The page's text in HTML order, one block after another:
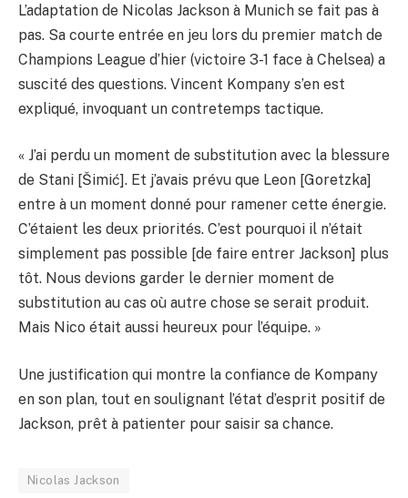
L’adaptation de Nicolas Jackson à Munich se fait pas à
pas. Sa courte entrée en jeu lors du premier match de
Champions League d’hier (victoire 3-1 face à Chelsea) a
suscité des questions. Vincent Kompany s’en est
expliqué, invoquant un contretemps tactique.
« J’ai perdu un moment de substitution avec la blessure
de Stani [Šimić]. Et j’avais prévu que Leon [Goretzka]
entre à un moment donné pour ramener cette énergie.
C’étaient les deux priorités. C’est pourquoi il n’était
simplement pas possible [de faire entrer Jackson] plus
tôt. Nous devions garder le dernier moment de
substitution au cas où autre chose se serait produit.
Mais Nico était aussi heureux pour l’équipe. »
Une justification qui montre la confiance de Kompany
en son plan, tout en soulignant l’état d’esprit positif de
Jackson, prêt à patienter pour saisir sa chance.
Nicolas Jackson